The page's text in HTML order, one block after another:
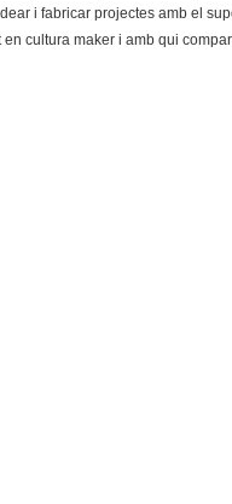
i fabricar projectes amb el
cultura maker i amb qui